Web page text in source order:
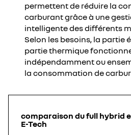
permettent de réduire la
carburant grâce à une
intelligente des différents
Selon les besoins, la partie
partie thermique
indépendamment ou
la consommation de
comparaison du full hybrid
E-Tech